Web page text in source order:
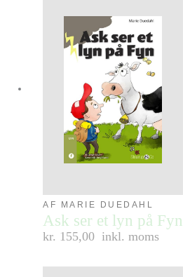
AF MARIE DUEDAHL
Ask ser et lyn på Fyn
kr. 155,00 inkl. moms